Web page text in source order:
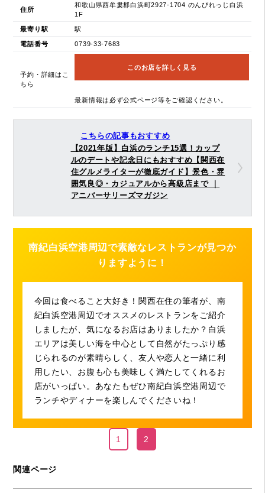
住所
和歌山県西牟婁郡白浜町2927-1704 のんびれっじ白浜
1F
最寄り駅 駅
電話番号 0739-33-7683
予約・詳細はこ
ちら
このお店を詳しく見る
最新情報は必ず公式ページ等をご確認ください。
こちらの記事もおすすめ
【2021年版】白浜のランチ15選！カップ
ルのデートや記念日にもおすすめ【関西在
住グルメライターが徹底ガイド】景色・雰
囲気良◎・カジュアルから高級店まで ｜
アニバーサリーズマガジン
南紀白浜空港周辺で素敵なレストランが見つか
りますように！
今回は食べること大好き！関西在住の筆者が、南
紀白浜空港周辺でオススメのレストランをご紹介
しましたが、気になるお店はありましたか？白浜
エリアは美しい海を中心として自然がたっぷり感
じられるのが素晴らしく、友人や恋人と一緒に利
用したい、お腹も心も美味しく満たしてくれるお
店がいっぱい。あなたもぜひ南紀白浜空港周辺で
ランチやディナーを楽しんでくださいね！
1 2
関連ページ